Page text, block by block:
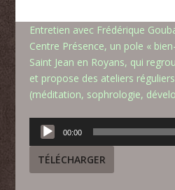
Entretien avec Frédérique
Centre Présence, un pole «
Saint Jean en Royans, qui
et propose des ateliers
(méditation, sophrologie,
Lecteur
audio
00:00
TÉLÉCHARGER